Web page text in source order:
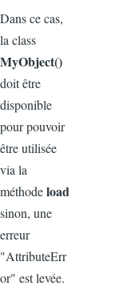
Dans ce cas,
la class
MyObject()
doit être
disponible
pour pouvoir
être utilisée
via la
méthodeload
sinon, une
erreur
"AttributeErr
or" est levée.